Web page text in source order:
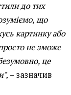
до тих
що
картинку або
не зможе
це
– зазначив